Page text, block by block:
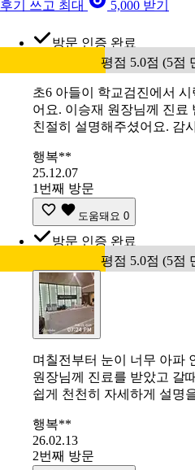
후기 쓰고 최대 5,000 받기
방문 인증 완료
평점 5.0점 (5점
초6 아들이 학교검진에서
어요. 이승재 원장님께 진료
친절히 설명해주셨어요. 감
행복**
25.12.07
1번째 방문
도움돼요 0
방문 인증 완료
평점 5.0점 (5점
며칠전부터 눈이 너무 아파
원장님께 진료를 받았고 갈
쉽게 천천히 자세하게 설명
행복**
26.02.13
2번째 방문